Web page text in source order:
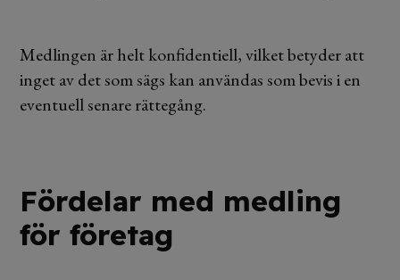
Medlingen är helt konfidentiell, vilket betyder att
inget av det som sägs kan användas som bevis i en
eventuell senare rättegång.
Fördelar med medling
för företag